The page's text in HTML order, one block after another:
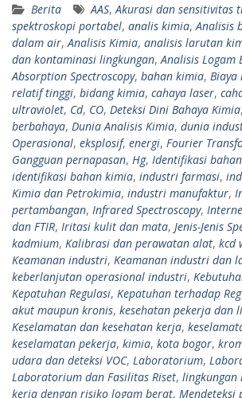
Berita AAS, Akurasi dan sensitivitas
spektroskopi portabel, analis kimia, Analisis
dalam air, Analisis Kimia, analisis larutan
dan kontaminasi lingkungan, Analisis Logam
Absorption Spectroscopy, bahan kimia, Biaya
relatif tinggi, bidang kimia, cahaya laser,
ultraviolet, Cd, CO, Deteksi Dini Bahaya Kimia,
berbahaya, Dunia Analisis Kimia, dunia
Operasional, eksplosif, energi, Fourier
Gangguan pernapasan, Hg, Identifikasi
identifikasi bahan kimia, industri farmasi,
Kimia dan Petrokimia, industri manufaktur,
pertambangan, Infrared Spectroscopy,
dan FTIR, Iritasi kulit dan mata, Jenis-Jenis
kadmium, Kalibrasi dan perawatan alat, kcd
Keamanan industri, Keamanan industri dan
keberlanjutan operasional industri,
Kepatuhan Regulasi, Kepatuhan terhadap
akut maupun kronis, kesehatan pekerja dan
Keselamatan dan kesehatan kerja,
keselamatan pekerja, kimia, kota bogor,
udara dan deteksi VOC, Laboratorium,
Laboratorium dan Fasilitas Riset, lingkungan
kerja dengan risiko logam berat, Mendeteksi